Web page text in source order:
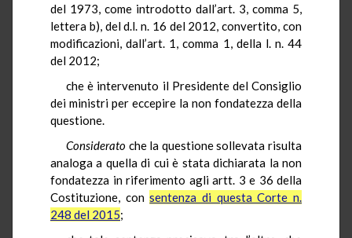
del 1973, come introdotto dall’art. 3, comma 5,
lettera b), del d.l. n. 16 del 2012, convertito, con
modificazioni, dall’art. 1, comma 1, della l. n. 44
del 2012;
che è intervenuto il Presidente del Consiglio
dei ministri per eccepire la non fondatezza della
questione.
Considerato che la questione sollevata risulta
analoga a quella di cui è stata dichiarata la non
fondatezza in riferimento agli artt. 3 e 36 della
Costituzione, consentenza di questa Corte n.
248 del 2015;